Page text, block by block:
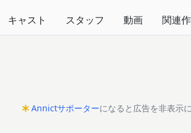
キャスト スタッフ 動画 関連
Annictサポーターになると広告を非表示